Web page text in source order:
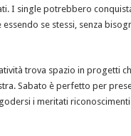
I single potrebbero
essendo se stessi, senza
trova spazio in progetti
Sabato è perfetto per
i meritati